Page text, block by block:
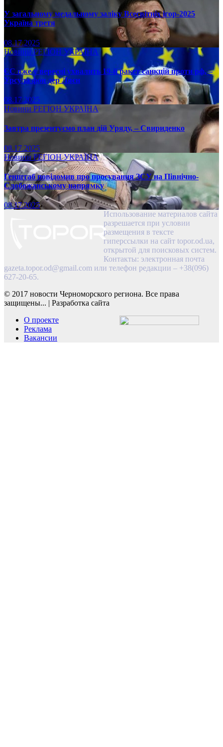
У загальному медальному заліку Всесвітніх ігор-2025
Україна третя
08.17.2025
НовиниРЕГІОН УКРАЇНА
ЄС вже у вересні ухвалить 19-й ракет санкцій проти рф, –
Урсула фон дер Ляєн
08.17.2025
Новини РЕГІОН УКРАЇНА
Завтра презентуємо план дій Уряду, – Свириденко
08.17.2025
НовиниРЕГІОНУКРАЇНА
Генштаб повідомив про просування ЗСУ на Північно-
Слобожанському напрямку
08.17.2025
Использование материалов сайта
разрешается при условии
размещения в тексте
гиперссылки на сайт topor.od.ua,
открытой для поисковых систем.
Контакты: электронная почта
gazeta.topor.od@gmail.com или телефон редакции – +38(096)
627-20-65.
© 2017 новости Черноморского региона. Все права
защищены... | Разработка сайта
О проекте
Реклама
Вакансии